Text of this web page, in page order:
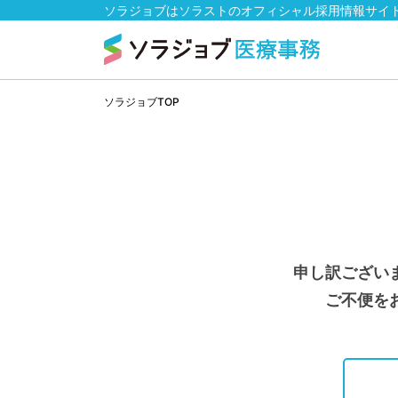
ソラジョブはソラストのオフィシャル採用情報サイ
ソラジョブTOP
申し訳ござい
ご不便を